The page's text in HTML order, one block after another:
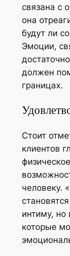
связана с
она
будут ли
Эмоции,
должен
границах.
Стоит
клиентов
человеку.
интиму,
которые